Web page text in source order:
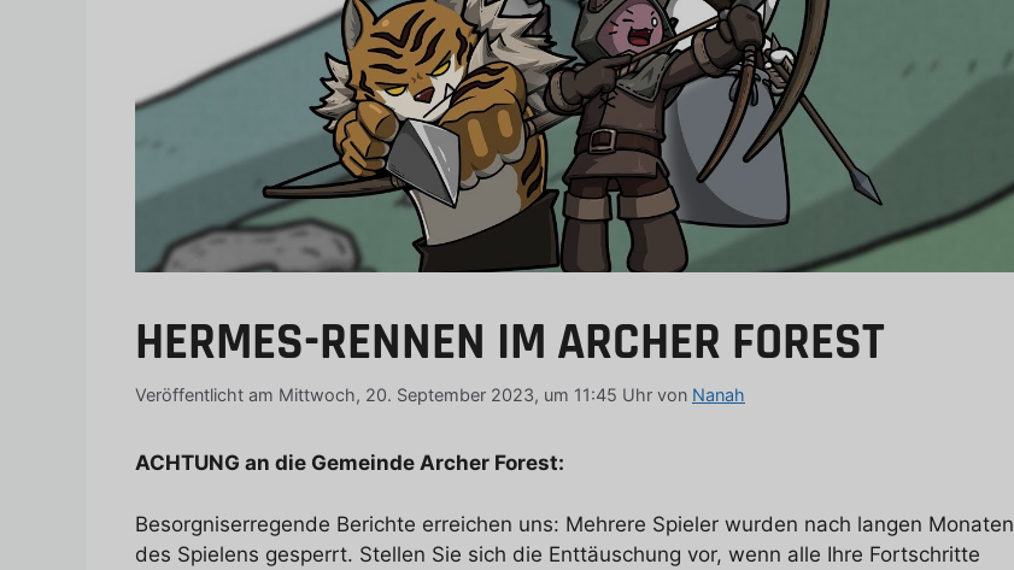
HERMES-RENNEN IM ARCHER FOREST
Veröffentlicht am Mittwoch, 20. September 2023, um 11:45 Uhr von Nanah
ACHTUNG an die Gemeinde Archer Forest:
Besorgniserregende Berichte erreichen uns: Mehrere Spieler wurden nach langen Monaten
des Spielens gesperrt. Stellen Sie sich die Enttäuschung vor, wenn alle Ihre Fortschritte